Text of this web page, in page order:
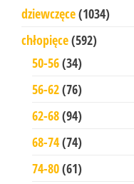
dziewczęce(1034)
chłopięce(592)
50-56(34)
56-62(76)
62-68(94)
68-74(74)
74-80(61)